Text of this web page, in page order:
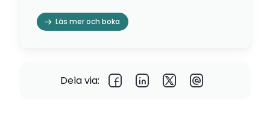
Läs mer och boka
Dela via: